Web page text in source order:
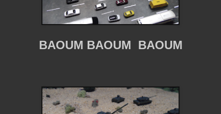
BAOUM BAOUM BAOUM